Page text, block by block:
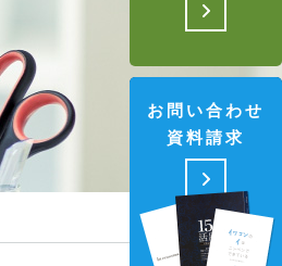
お問い合わせ
資料請求